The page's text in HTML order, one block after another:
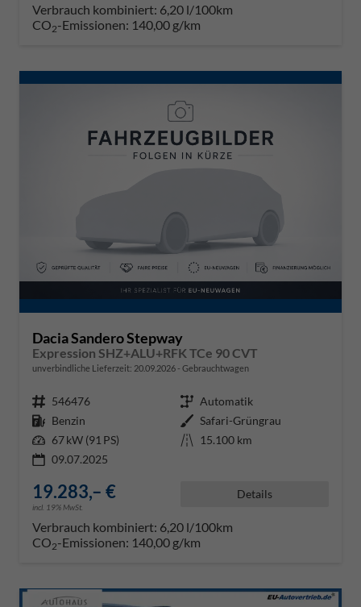
Verbrauch kombiniert: 6,20 l/100km
CO2-Emissionen: 140,00 g/km
Dacia Sandero Stepway
Expression SHZ+ALU+RFK TCe 90 CVT
unverbindliche Lieferzeit: 20.09.2026 Gebrauchtwagen
Fahrzeugnr. 546476 Getriebe Automatik
Kraftstoff Benzin Außenfarbe Safari-Grüngrau
Leistung 67 kW (91 PS) Kilometerstand 15.100 km
09.07.2025
19.283,– €
incl. 19% MwSt.
Details
Verbrauch kombiniert: 6,20 l/100km
CO2-Emissionen: 140,00 g/km